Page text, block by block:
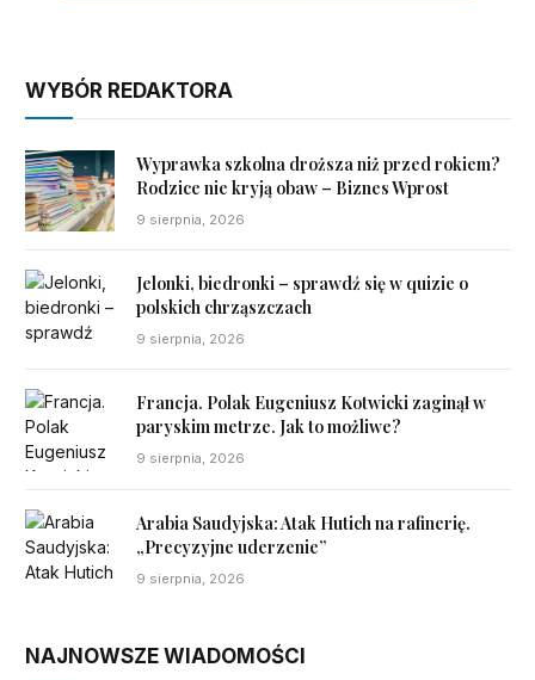
WYBÓR REDAKTORA
Wyprawka szkolna droższa niż przed rokiem?
Rodzice nie kryją obaw – Biznes Wprost
9 sierpnia, 2026
Jelonki, biedronki – sprawdź się w quizie o
polskich chrząszczach
9 sierpnia, 2026
Francja. Polak Eugeniusz Kotwicki zaginął w
paryskim metrze. Jak to możliwe?
9 sierpnia, 2026
Arabia Saudyjska: Atak Hutich na rafinerię.
„Precyzyjne uderzenie”
9 sierpnia, 2026
NAJNOWSZE WIADOMOŚCI